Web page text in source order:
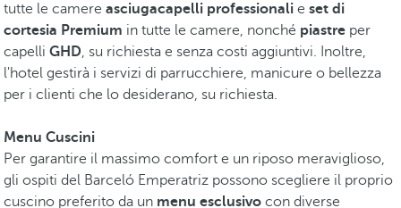
tutte le camere asciugacapelli professionali e set di
cortesia Premium in tutte le camere, nonché piastre per
capelli GHD, su richiesta e senza costi aggiuntivi. Inoltre,
l'hotel gestirà i servizi di parrucchiere, manicure o bellezza
per i clienti che lo desiderano, su richiesta.
Menu Cuscini
Per garantire il massimo comfort e un riposo meraviglioso,
gli ospiti del Barceló Emperatriz possono scegliere il proprio
cuscino preferito da un menu esclusivo con diverse